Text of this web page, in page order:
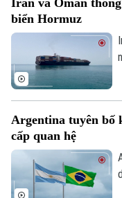
Chuyên mục
Thời sự
Chính trị
Xã hội
Nhịp sống Hà Nội
Người Hà Nội
Thế giới
Tin tức
Kinh tế
biển Hormuz
Argentina tuyên bố
cấp quan hệ